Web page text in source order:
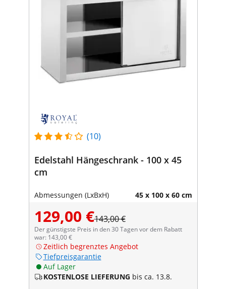
(10)
Edelstahl Hängeschrank - 100 x 45
cm
Abmessungen (LxBxH) 45 x 100 x 60 cm
129,00 €143,00 €
Der günstigste Preis in den 30 Tagen vor dem Rabatt
war: 143,00 €
Zeitlich begrenztes Angebot
Tiefpreisgarantie
Auf Lager
KOSTENLOSE LIEFERUNG bis ca. 13.8.